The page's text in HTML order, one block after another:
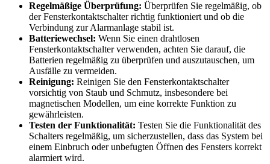
Regelmäßige Überprüfung: Überprüfen Sie regelmäßig, ob
der Fensterkontaktschalter richtig funktioniert und ob die
Verbindung zur Alarmanlage stabil ist.
Batteriewechsel: Wenn Sie einen drahtlosen
Fensterkontaktschalter verwenden, achten Sie darauf, die
Batterien regelmäßig zu überprüfen und auszutauschen, um
Ausfälle zu vermeiden.
Reinigung: Reinigen Sie den Fensterkontaktschalter
vorsichtig von Staub und Schmutz, insbesondere bei
magnetischen Modellen, um eine korrekte Funktion zu
gewährleisten.
Testen der Funktionalität: Testen Sie die Funktionalität des
Schalters regelmäßig, um sicherzustellen, dass das System bei
einem Einbruch oder unbefugten Öffnen des Fensters korrekt
alarmiert wird.